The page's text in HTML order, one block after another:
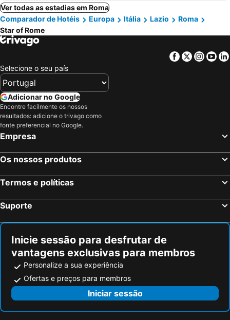
Ver todas as estadias em Roma
Comparador de Hotéis
Europa Itália Lazio
Roma
Star of Rome
Facebook
Twitter
Selecione o seu país
Adicionar no Google
Encontre facilmente os nossos
resultados: adicione o trivago como
fonte preferencial no Google.
Empresa
Os nossos produtos
Termos e políticas
Suporte
Inicie sessão para desfrutar de
vantagens exclusivas para membros
Personalize a sua experiência
Ofertas e preços para membros
Iniciar sessão